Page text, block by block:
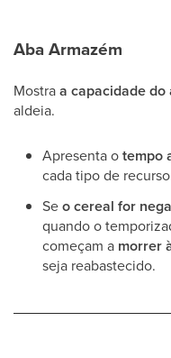
Aba Armazém
Mostraa capacidade
aldeia.
Apresenta otempo
cada tipo de
Seo cereal for
quando o
começam a morrer
seja reabastecido.